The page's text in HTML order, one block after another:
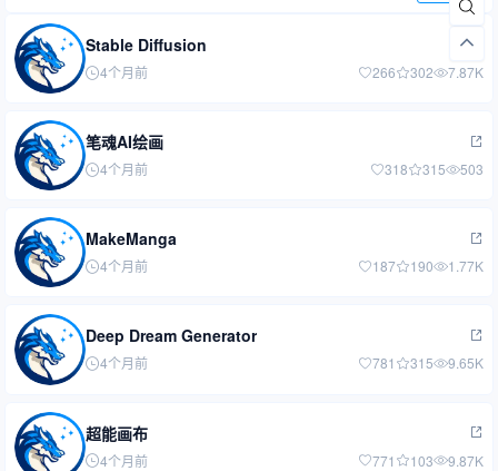
Stable Diffusion
4个月前 266 302 7.87K
笔魂AI绘画
4个月前 318 315 503
MakeManga
4个月前 187 190 1.77K
Deep Dream Generator
4个月前 781 315 9.65K
超能画布
4个月前 771 103 9.87K